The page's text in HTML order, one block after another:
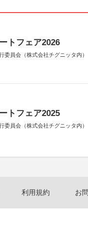
トフェア2026
委員会（株式会社チグニッタ内）
トフェア2025
委員会（株式会社チグニッタ内）
利用規約 お